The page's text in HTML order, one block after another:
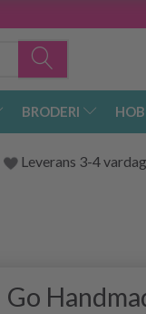
BRODERI
Leverans 3-4
Go